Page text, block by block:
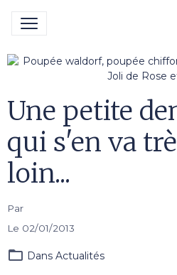
Une petite
qui s'en va
loin...
Par
Le 02/01/2013
Dans Actualités